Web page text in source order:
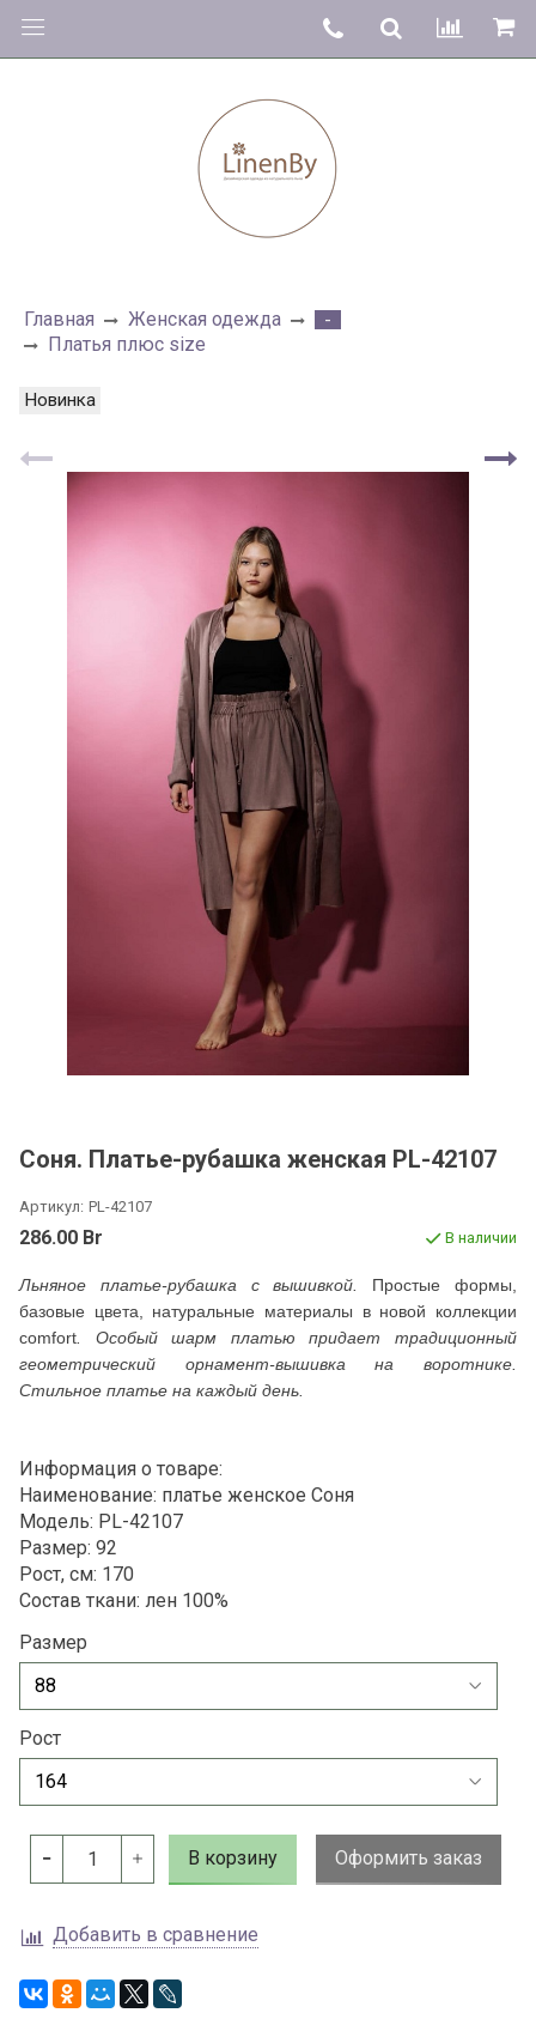
Главная Женская одежда
-
Платья плюс size
Новинка
Соня. Платье-рубашка женская PL-42107
Артикул: PL-42107
286.00 Br В наличии
Льняное платье-рубашка с вышивкой. Простые формы,
базовые цвета, натуральные материалы в новой коллекции
comfort . Особый шарм платью придает традиционный
геометрический орнамент-вышивка на воротнике.
Стильное платье на каждый день.
Информация о товаре:
Наименование: платье женское Соня
Модель: PL-42107
Размер: 92
Рост, см: 170
Состав ткани: лен 100%
Размер
Рост
В корзину Оформить заказ
Добавить в сравнение